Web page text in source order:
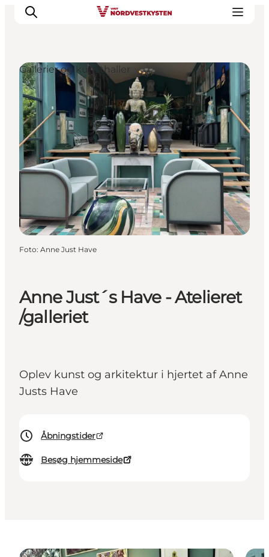
Feriesteder
Inspiration
Handicapvenlig ferie
Events
Overnatning
Planlæg din ferie
Anne Just´s Have - Atelieret
/galleriet
Oplev kunst og arkitektur i hjertet af Anne
Justs Have
Åbningstider
Besøg hjemmeside
Gallerier og kunsthaller
Foto: Anne Just Have